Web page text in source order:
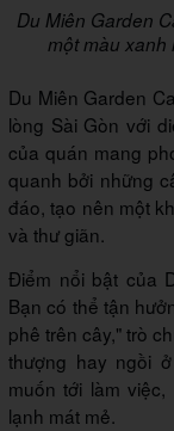
Du Miên Garden
một màu xanh
Du Miên Garden
lòng Sài Gòn với
của quán mang
quanh bởi những
đáo, tạo nên một
và thư giãn.
Điểm nổi bật của
Bạn có thể tận
phê trên cây," trò
thượng hay ngồi
muốn tới làm
lạnh mát mẻ.